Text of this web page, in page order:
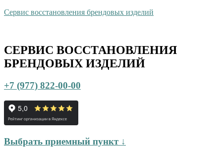
Сервис восстановления брендовых изделий
СЕРВИС ВОССТАНОВЛЕНИЯ
БРЕНДОВЫХ ИЗДЕЛИЙ
+7 (977) 822-00-00
Выбрать приемный пункт ↓